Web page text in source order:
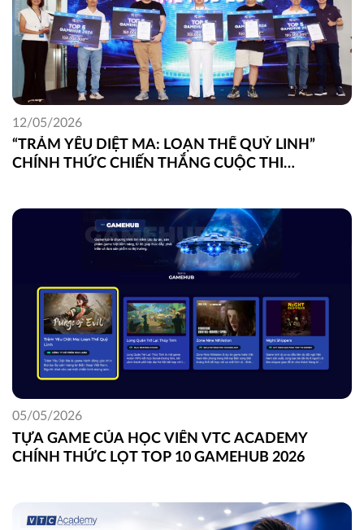
“TRẢM YÊU DIỆT MA: LOẠN THẾ QUỶ LINH”
CHÍNH THỨC CHIẾN THẮNG CUỘC THI
12/05/2026
TỰA GAME CỦA HỌC VIÊN VTC ACADEMY
CHÍNH THỨC LỌT TOP 10 GAMEHUB 2026
05/05/2026